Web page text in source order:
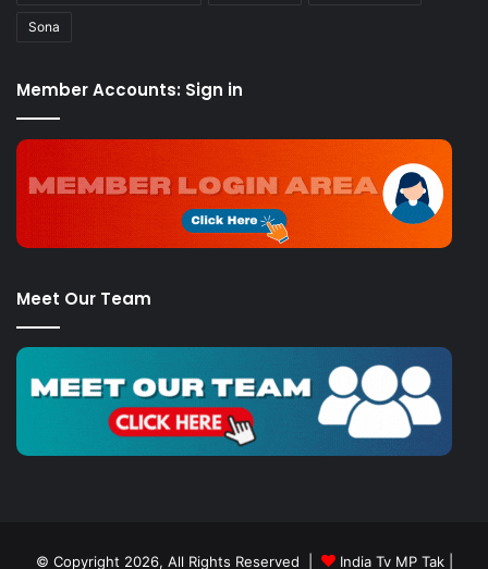
Sona
Member Accounts: Sign in
Meet Our Team
© Copyright 2026, All Rights Reserved | India Tv MP Tak|